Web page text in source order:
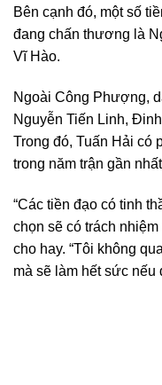
Bên cạnh đó, một số
đang chấn thương là
Vĩ Hào.
Ngoài Công Phượng,
Nguyễn Tiến Linh,
Trong đó, Tuấn Hải có
trong năm trận gần
“Các tiền đạo có tinh
chọn sẽ có trách
cho hay. “Tôi không
mà sẽ làm hết sức nếu